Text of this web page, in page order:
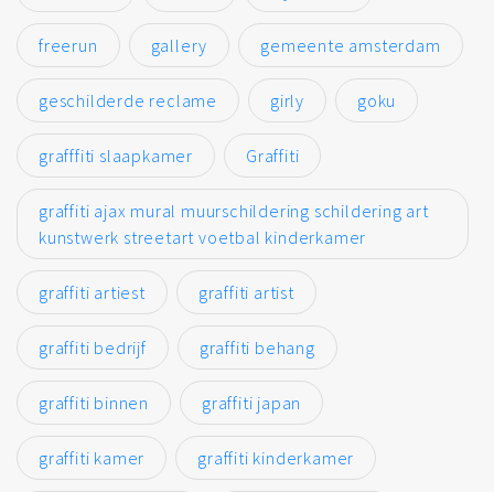
freerun gallery gemeente amsterdam
geschilderde reclame girly goku
grafffiti slaapkamer Graffiti
graffiti ajax mural muurschildering schildering art
kunstwerk streetart voetbal kinderkamer
graffiti artiest graffiti artist
graffiti bedrijf graffiti behang
graffiti binnen graffiti japan
graffiti kamer graffiti kinderkamer